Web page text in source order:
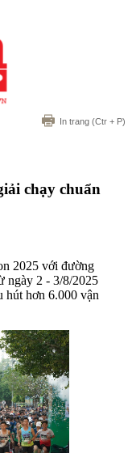
In trang (Ctr + P)
chạy chuẩn
2025 với đường
ngày 2 - 3/8/2025
hơn 6.000 vận